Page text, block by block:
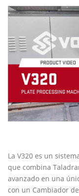
La V320 es un
que combina
avanzado en una
con un Cambiador